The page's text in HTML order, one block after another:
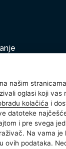
našim
oglasi koji vas
kolačića i
datoteke
i pre svega
Na vama je
ovih podataka.